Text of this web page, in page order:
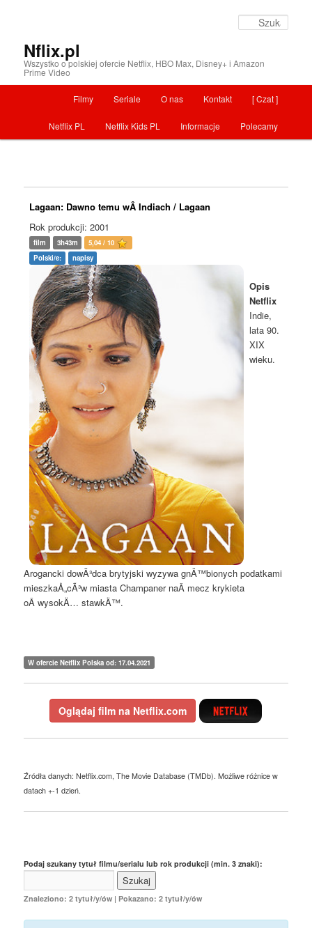
Nflix.pl
Wszystko o polskiej ofercie Netflix, HBO Max, Disney+ i Amazon
Prime Video
Menu główne
Przeskocz do tekstu [ Czat ]
Kontakt
O nas
Seriale
Filmy
Polecamy
Informacje
Netflix Kids PL
Netflix PL
Lagaan: Dawno temu wÂ Indiach / Lagaan
Rok produkcji: 2001
film 3h43m
5,04 / 10
Polski/e:
napisy
Opis
Netflix
Indie,
lata 90.
XIX
wieku.
Arogancki dowÃ³dca brytyjski wyzywa gnÄ™bionych podatkami
mieszkaÅ„cÃ³w miasta Champaner naÂ mecz krykieta
oÂ wysokÄ… stawkÄ™.
W ofercie Netflix Polska od: 17.04.2021
Oglądaj film na Netflix.com
Źródła danych: Netflix.com, The Movie Database (TMDb). Możliwe różnice w
datach +-1 dzień.
Podaj szukany tytuł filmu/serialu lub rok produkcji (min. 3 znaki):
Znaleziono: 2 tytuł/y/ów | Pokazano: 2 tytuł/y/ów